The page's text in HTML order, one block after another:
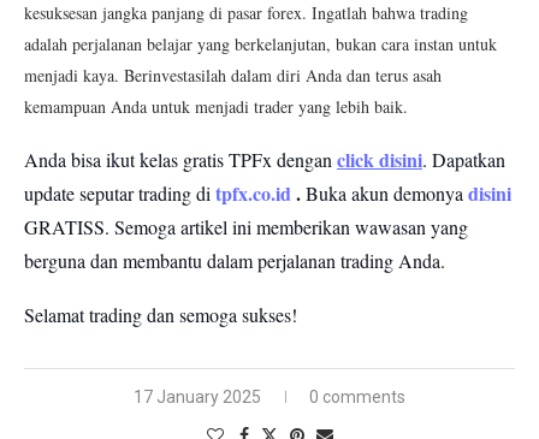
kesuksesan jangka panjang di pasar forex. Ingatlah bahwa trading
adalah perjalanan belajar yang berkelanjutan, bukan cara instan untuk
menjadi kaya. Berinvestasilah dalam diri Anda dan terus asah
kemampuan Anda untuk menjadi trader yang lebih baik.
Anda bisa ikut kelas gratis TPFx denganclick disini. Dapatkan
update seputar trading ditpfx.co.id.Buka akun demonyadisini
GRATISS. Semoga artikel ini memberikan wawasan yang
berguna dan membantu dalam perjalanan trading Anda.
Selamat trading dan semoga sukses!
17 January 2025 0 comments